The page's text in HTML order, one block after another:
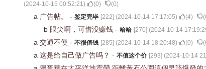
(2024-10-15 00:52:21) (0) (0)
a 广告帖。 - 鉴定完毕 [222] (2024-10-14 17:17:05) (4) (
b 眼尖啊，可惜没赚钱 - 哈哈 [270] (2024-10-14
a 交通不便 - 不很值钱 [285] (2024-10-14 18:20:48) (0) (
a 这是给自己做广告吗？ - 不值这个价 [293] (2024-10-14